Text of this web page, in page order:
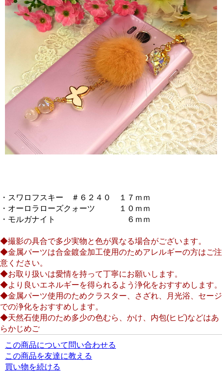
・スワロフスキー ＃６２４０ １７ｍｍ
・オーロラローズクォーツ １０ｍｍ
・モルガナイト ６ｍｍ
◆撮影の具合で多少実物と色が異なる場合がございます。
◆金属パーツは合金鍍金加工使用のためアレルギーの方はご注
意ください。
◆お取り扱いは愛情を持って丁寧にお願いします。
◆より良いエネルギーを得られるよう浄化をおすすめします。
◆金属パーツ使用のためクラスター、さざれ、月光浴、セージ
での浄化をおすすめします。
◆天然石使用のため多少の色むら、かけ、内包(ヒビ)などはあ
らかじめご
この商品について問い合わせる
この商品を友達に教える
買い物を続ける